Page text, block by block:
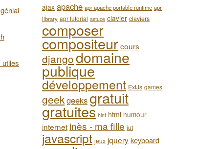
ajax apache apr apache portable runtime apr
library apr tutorial astuce clavier claviers
composer
compositeurcours
djangodomaine
publique
développement ExtJs games
geekgeeksgratuit
gratuites hint html humour
internet inès - ma fille iut
javascript jeux jquerykeyboard